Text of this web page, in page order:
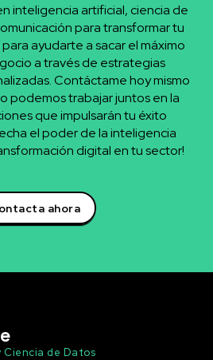
inteligencia artificial, ciencia de
para transformar tu
ayudarte a sacar el máximo
a través de estrategias
Contáctame hoy mismo
podemos trabajar juntos en la
que impulsarán tu éxito
el poder de la inteligencia
digital en tu sector!
ahora
Ciencia de Datos